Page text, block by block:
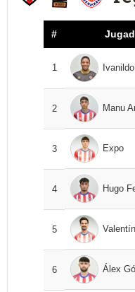
#
1 Ivanildo
2 Manu
3 Expo
4 Hugo
5 Valentín
6 Álex